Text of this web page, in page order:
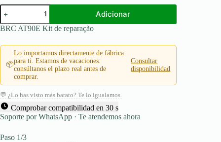
Quantidade
de
BRC
AT90E
de
reparação
Adicionar
BRC AT90E Kit de reparação
📦
Lo importamos directamente de fábrica
para ti. Estamos de vacaciones:
consúltanos el plazo real antes de
comprar.
Consultar
disponibilidad
💬 ¿Lo has visto más barato? Te lo igualamos.
Comprobar compatibilidad en 30 s
Soporte por WhatsApp · Te atendemos ahora
Paso 1/3